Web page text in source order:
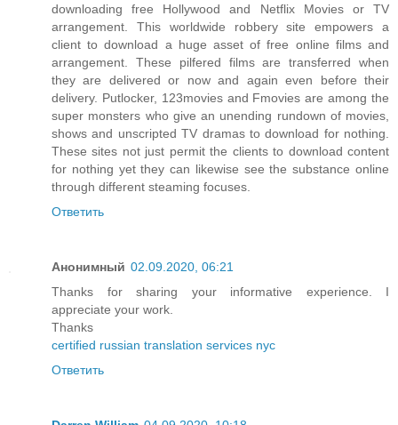
downloading free Hollywood and Netflix Movies or TV
arrangement. This worldwide robbery site empowers a
client to download a huge asset of free online films and
arrangement. These pilfered films are transferred when
they are delivered or now and again even before their
delivery. Putlocker, 123movies and Fmovies are among the
super monsters who give an unending rundown of movies,
shows and unscripted TV dramas to download for nothing.
These sites not just permit the clients to download content
for nothing yet they can likewise see the substance online
through different steaming focuses.
Ответить
Анонимный 02.09.2020, 06:21
Thanks for sharing your informative experience. I
appreciate your work.
Thanks
certified russian translation services nyc
Ответить